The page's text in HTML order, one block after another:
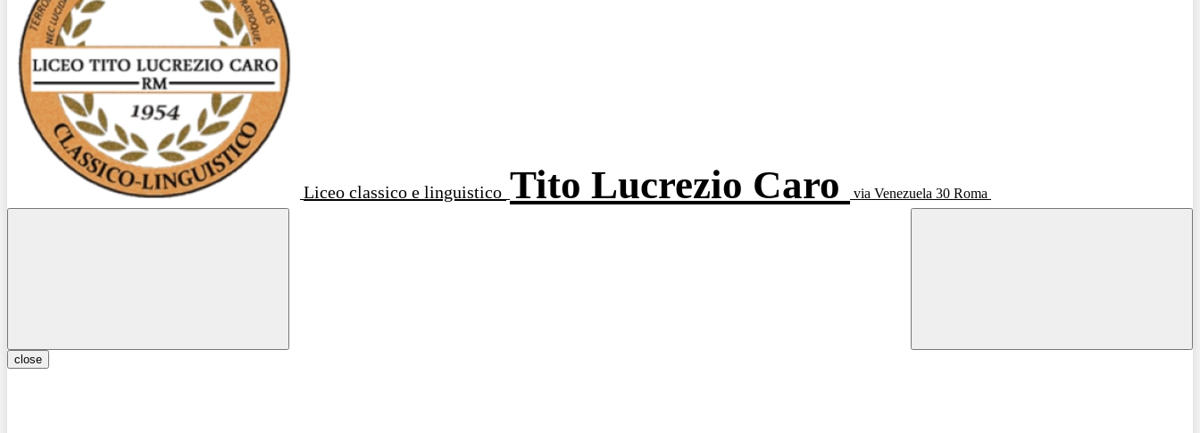
Liceo classico e linguistico Tito Lucrezio Caro via Venezuela 30 Roma
close